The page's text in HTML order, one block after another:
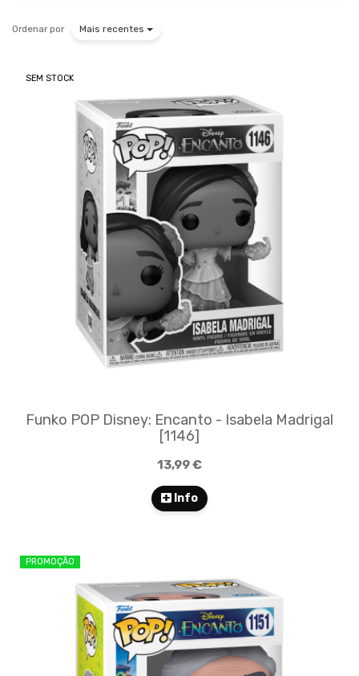
Ordenar por Mais recentes
SEM STOCK
Funko POP Disney: Encanto - Isabela Madrigal
[1146]
13,99 €
Info
PROMOÇÃO